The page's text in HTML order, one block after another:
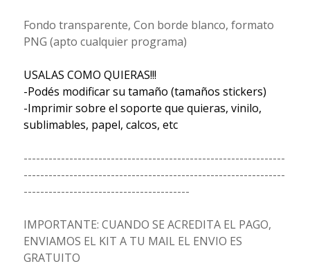
Fondo transparente, Con borde blanco, formato
PNG (apto cualquier programa)
USALAS COMO QUIERAS!!!
-Podés modificar su tamaño (tamaños stickers)
-Imprimir sobre el soporte que quieras, vinilo,
sublimables, papel, calcos, etc
---------------------------------------------------------------
---------------------------------------------------------------
----------------------------------------
IMPORTANTE: CUANDO SE ACREDITA EL PAGO,
ENVIAMOS EL KIT A TU MAIL EL ENVIO ES
GRATUITO